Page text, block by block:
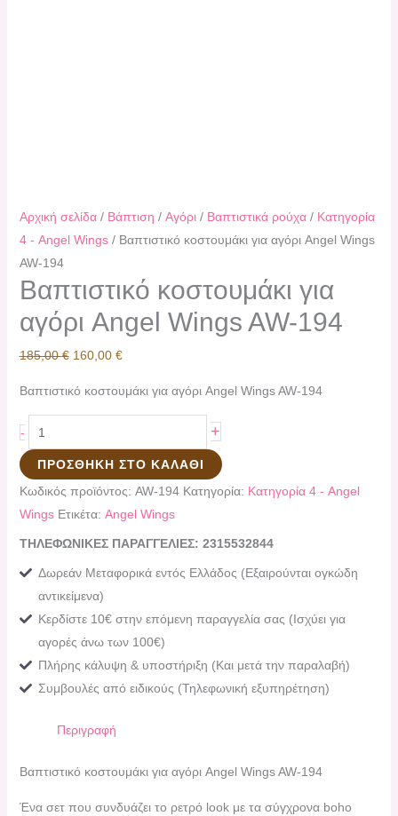
Αρχική σελίδα/ Βάπτιση / Αγόρι/ Βαπτιστικά ρούχα/ Κατηγορία
4 - Angel Wings/ Βαπτιστικό κοστουμάκι για αγόρι Angel Wings
AW-194
Βαπτιστικό κοστουμάκι για
αγόρι Angel Wings AW-194
185,00€ 160,00 €
Βαπτιστικό κοστουμάκι για αγόρι Angel Wings AW-194
- +
ΠΡΟΣΘΉΚΗ ΣΤΟ ΚΑΛΆΘΙ
Κωδικός προϊόντος: AW-194 Κατηγορία: Κατηγορία 4 - Angel
Wings Ετικέτα: Angel Wings
ΤΗΛΕΦΩΝΙΚΕΣ ΠΑΡΑΓΓΕΛΙΕΣ: 2315532844
Δωρεάν Μεταφορικά εντός Ελλάδος (Εξαιρούνται ογκώδη
αντικείμενα)
Κερδίστε 10€ στην επόμενη παραγγελία σας (Ισχύει για
αγορές άνω των 100€)
Πλήρης κάλυψη & υποστήριξη (Και μετά την παραλαβή)
Συμβουλές από ειδικούς (Τηλεφωνική εξυπηρέτηση)
Περιγραφή
Βαπτιστικό κοστουμάκι για αγόρι Angel Wings AW-194
Ένα σετ που συνδυάζει το ρετρό look με τα σύγχρονα boho